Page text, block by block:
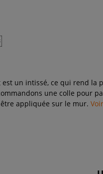
un intissé, ce qui rend la
une colle pour
appliquée sur le mur.